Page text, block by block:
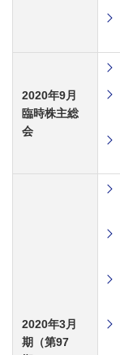
2020年9月
臨時株主総
会
2020年3月
期（第97